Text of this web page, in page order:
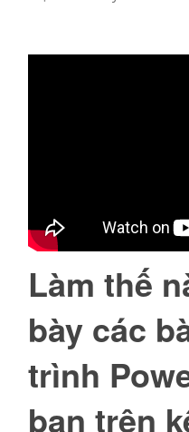
Làm thế
bày các
trình
bạn trên